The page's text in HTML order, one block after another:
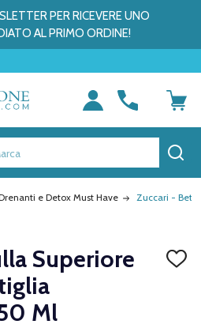
PER RICEVERE UNO
AL PRIMO ORDINE!
e Detox Must Have Zuccari -
Superiore
Ml